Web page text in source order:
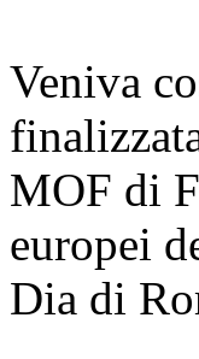
Veniva
MOF di
europei
Dia di